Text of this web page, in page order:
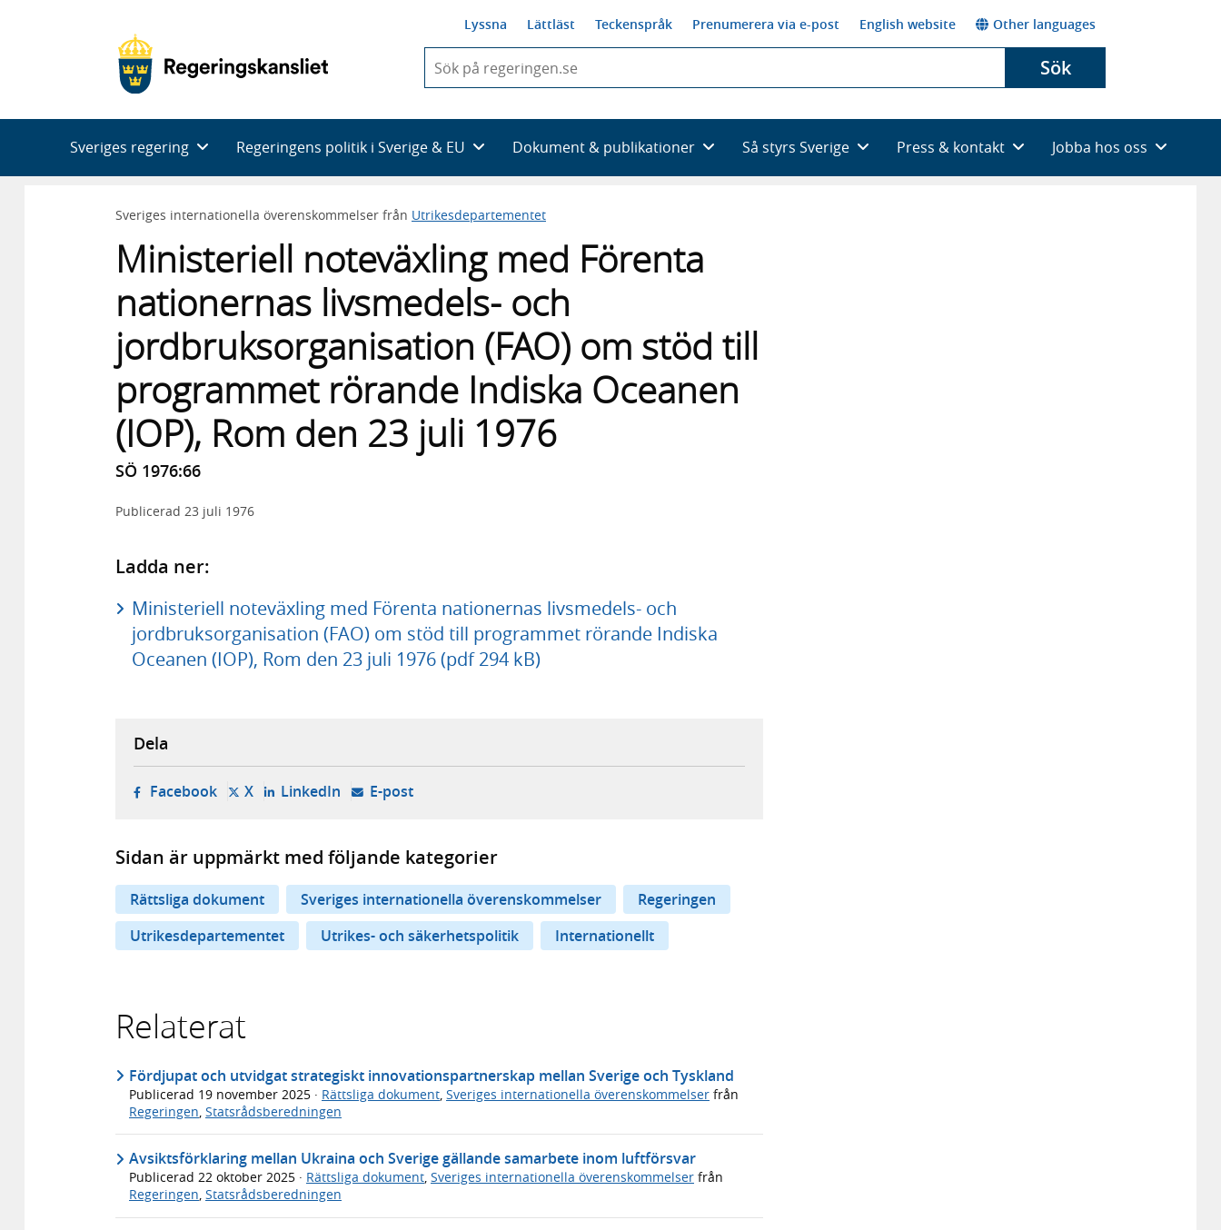
Lyssna Lättläst Teckenspråk Prenumerera via e-post English website Other languages
du
skriva
framträder
en
med
Sök
Sveriges regering Regeringens politik i Sverige & EU Dokument & publikationer Så styrs Sverige Press & kontakt Jobba hos oss
Sveriges internationella överenskommelser från Utrikesdepartementet
Ministeriell noteväxling med Förenta
nationernas livsmedels- och
jordbruksorganisation (FAO) om stöd till
programmet rörande Indiska Oceanen
(IOP), Rom den 23 juli 1976
SÖ 1976:66
Publicerad 23 juli 1976
Ladda ner:
Ministeriell noteväxling med Förenta nationernas livsmedels- och
jordbruksorganisation (FAO) om stöd till programmet rörande Indiska
Oceanen (IOP), Rom den 23 juli 1976 (pdf 294 kB)
Dela
Facebook- öppnas i ny flik, extern webbplats,
X- öppnas i ny flik, extern webbplats,
LinkedIn- öppnas i ny flik, extern webbplats,
E-post- öppnar din e-postklient,
Sidan är uppmärkt med följande kategorier
Rättsliga dokument Sveriges internationella överenskommelser
Regeringen
Utrikesdepartementet
Utrikes- och säkerhetspolitik Internationellt
Relaterat
Fördjupat och utvidgat strategiskt innovationspartnerskap mellan Sverige och Tyskland
Publicerad 19 november 2025 · Rättsliga dokument Sveriges internationella överenskommelser från
Regeringen Statsrådsberedningen
Avsiktsförklaring mellan Ukraina och Sverige gällande samarbete inom luftförsvar
Publicerad 22 oktober 2025 · Rättsliga dokument, Sveriges internationella överenskommelser från
Regeringen, Statsrådsberedningen